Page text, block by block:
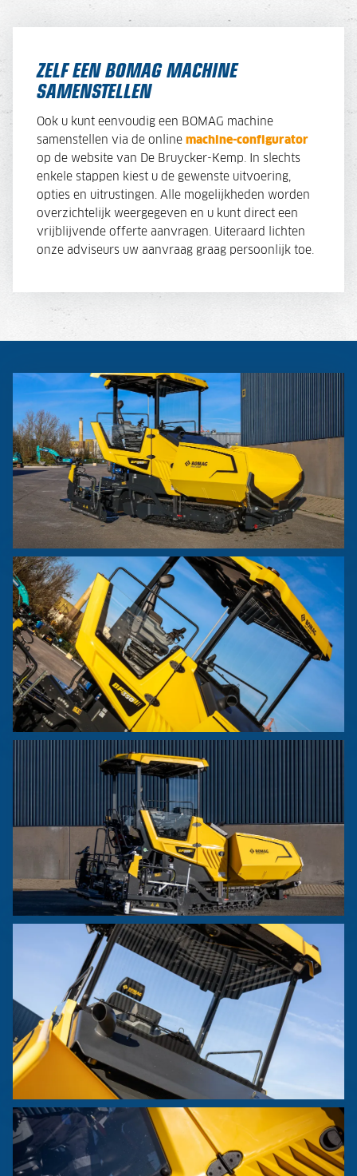
ZELF EEN BOMAG MACHINE
SAMENSTELLEN
Ook u kunt eenvoudig een BOMAG machine
samenstellen via de online machine-configurator
op de website van De Bruycker-Kemp. In slechts
enkele stappen kiest u de gewenste uitvoering,
opties en uitrustingen. Alle mogelijkheden worden
overzichtelijk weergegeven en u kunt direct een
vrijblijvende offerte aanvragen. Uiteraard lichten
onze adviseurs uw aanvraag graag persoonlijk toe.